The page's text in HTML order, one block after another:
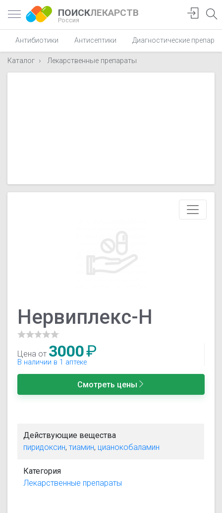
ПОИСКЛЕКАРСТВ
Россия
Антибиотики Антисептики Диагностические
Каталог Лекарственные препараты
Нервиплекс-Н
Цена от 3000₽
В наличии в 1 аптеке
Смотреть цены
Действующие вещества
пиридоксин,тиамин, цианокобаламин
Категория
Лекарственные препараты